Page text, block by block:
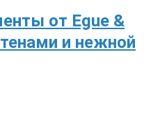
от Egue &
и нежной